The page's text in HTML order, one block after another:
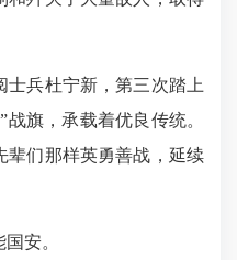
兵杜宁新，第三次踏上
旗，承载着优良传统。
辈们那样英勇善战，延续
安。